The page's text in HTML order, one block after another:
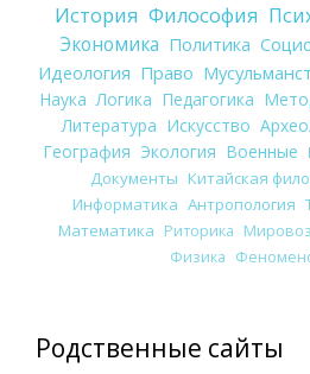
История Философия
Экономика Политика
Идеология Право
Наука Логика Педагогика
Литература Искусство
География Экология Военные
Документы Китайская
Информатика Антропология
Математика Риторика
Физика
Родственные сайты